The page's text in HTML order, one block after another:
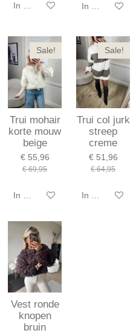
In winkelwagen In
Sale!
Trui mohair
korte mouw
beige
€ 55,96
€ 69,95
In winkelwagen
Sale!
Trui col jurk
streep
creme
€ 51,96
€ 64,95
In
Vest ronde
knopen
bruin